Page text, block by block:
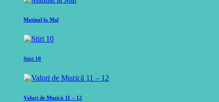
Matinal la Mal
Stiri 10
Valuri de Muzică 11 – 12